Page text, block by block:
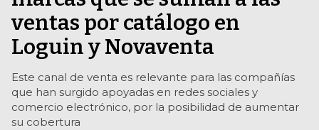
ventas por catálogo en
Loguin y Novaventa
Este canal de venta es relevante para las compañías
que han surgido apoyadas en redes sociales y
comercio electrónico, por la posibilidad de aumentar
su cobertura